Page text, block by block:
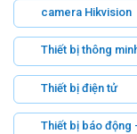
camera Hikvision
Thiết bị thông
Thiết bị điện tử
Thiết bị báo động